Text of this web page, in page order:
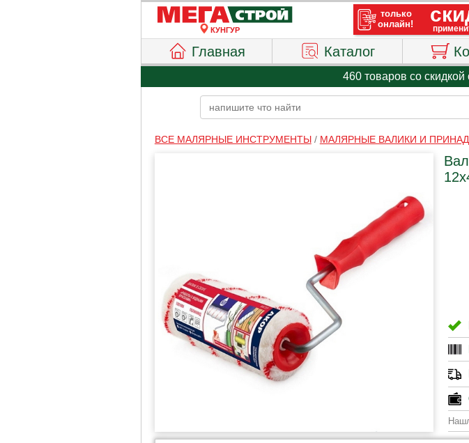
КУНГУР
Главная Каталог
460 товаров со
ВСЕ МАЛЯРНЫЕ ИНСТРУМЕНТЫ/ МАЛЯРНЫЕ ВАЛИКИ И